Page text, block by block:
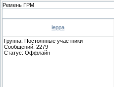
Ремень ГРМ
leppa
Группа: Постоянные участники
Сообщений: 2279
Статус: Оффлайн